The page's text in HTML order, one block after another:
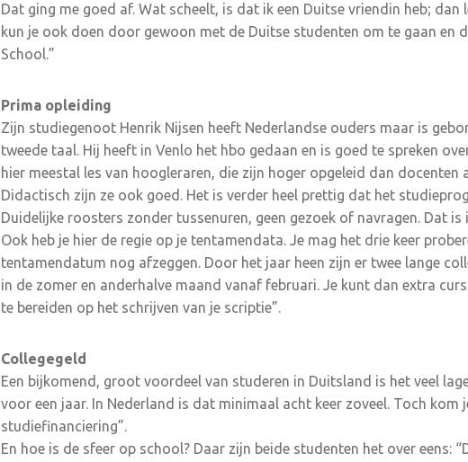
Dat ging me goed af. Wat scheelt, is dat ik een Duitse vriendin heb;
kun je ook doen door gewoon met de Duitse studenten om te gaan en
School.”
Prima opleiding
Zijn studiegenoot Henrik Nijsen heeft Nederlandse ouders maar is
tweede taal. Hij heeft in Venlo het hbo gedaan en is goed te spreken
hier meestal les van hoogleraren, die zijn hoger opgeleid dan docenten
Didactisch zijn ze ook goed. Het is verder heel prettig dat het
Duidelijke roosters zonder tussenuren, geen gezoek of navragen. Dat
Ook heb je hier de regie op je tentamendata. Je mag het drie keer
tentamendatum nog afzeggen. Door het jaar heen zijn er twee lange
in de zomer en anderhalve maand vanaf februari. Je kunt dan extra
te bereiden op het schrijven van je scriptie”.
Collegegeld
Een bijkomend, groot voordeel van studeren in Duitsland is het veel
voor een jaar. In Nederland is dat minimaal acht keer zoveel. Toch kom
studiefinanciering”.
En hoe is de sfeer op school? Daar zijn beide studenten het over eens: